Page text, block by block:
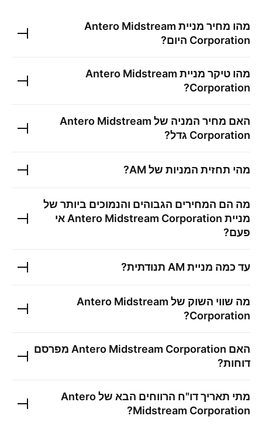
מהו מחיר מניית Antero Midstream
Corporation היום?
מהו טיקר מניית Antero Midstream
Corporation
?
האם מחיר המניה של Antero Midstream
Corporation גדל?
מהי תחזית המניות של AM
?
מה הם המחירים הגבוהים והנמוכים ביותר של
מניית Antero Midstream Corporation אי
פעם?
עד כמה מניית AM תנודתית?
מה שווי השוק של Antero Midstream
Corporation
?
האם Antero Midstream Corporation מפרסם
דוחות?
מתי תאריך דו"ח הרווחים הבא שלAntero
Midstream Corporation
?